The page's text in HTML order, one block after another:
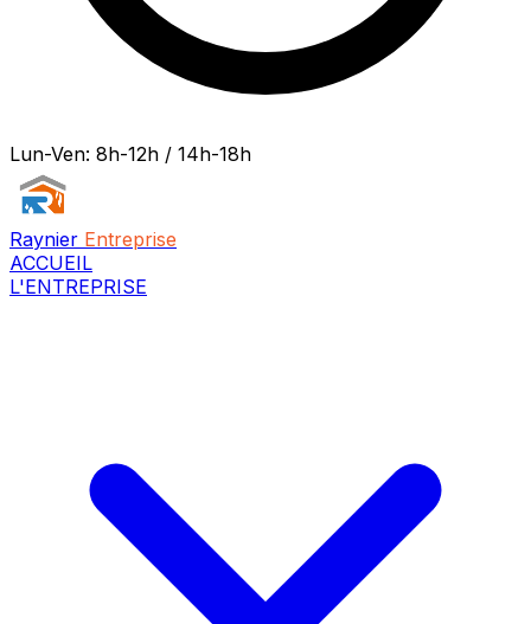
Lun-Ven: 8h-12h / 14h-18h
Raynier Entreprise
ACCUEIL
L'ENTREPRISE